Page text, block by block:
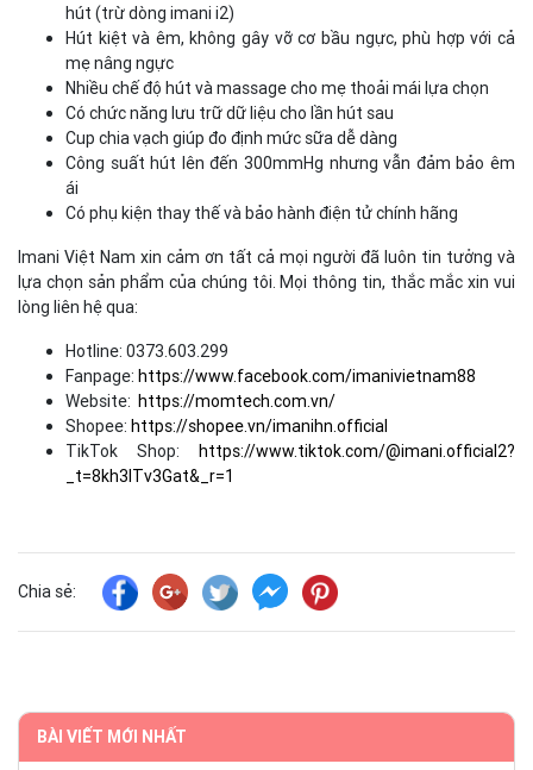
hút (trừ dòng imani i2)
Hút kiệt và êm, không gây vỡ cơ bầu ngực, phù hợp với cả
mẹ nâng ngực
Nhiều chế độ hút và massage cho mẹ thoải mái lựa chọn
Có chức năng lưu trữ dữ liệu cho lần hút sau
Cup chia vạch giúp đo định mức sữa dễ dàng
Công suất hút lên đến 300mmHg nhưng vẫn đảm bảo êm
ái
Có phụ kiện thay thế và bảo hành điện tử chính hãng
Imani Việt Nam xin cảm ơn tất cả mọi người đã luôn tin tưởng và
lựa chọn sản phẩm của chúng tôi. Mọi thông tin, thắc mắc xin vui
lòng liên hệ qua:
Hotline: 0373.603.299
Fanpage: https://www.facebook.com/imanivietnam88
Website: https://momtech.com.vn/
Shopee: https://shopee.vn/imanihn.official
TikTok Shop: https://www.tiktok.com/@imani.official2?
_t=8kh3ITv3Gat&_r=1
Chia sẻ:
BÀI VIẾT MỚI NHẤT